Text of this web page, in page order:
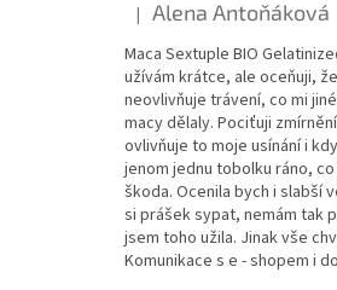
Hodnocení produktu je 5 z 5
| Alena Antoňáková
Maca Sextuple BIO
užívám krátce, ale oceňuji,
neovlivňuje trávení, co mi
macy dělaly. Pociťuji
ovlivňuje to moje usínání i
jenom jednu tobolku ráno,
škoda. Ocenila bych i slabší
si prášek sypat, nemám tak
jsem toho užila. Jinak vše
Komunikace s e - shopem i